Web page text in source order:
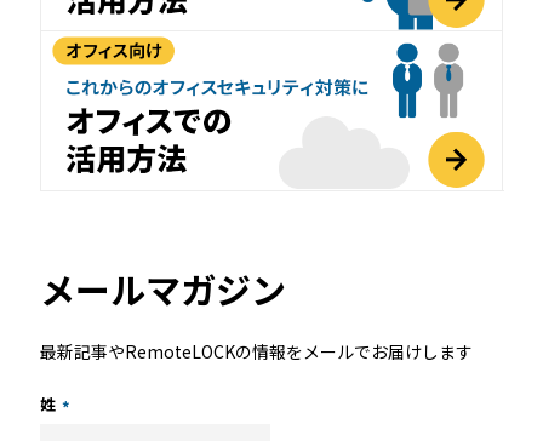
メールマガジン
最新記事やRemoteLOCKの情報をメールでお届けします
姓 *